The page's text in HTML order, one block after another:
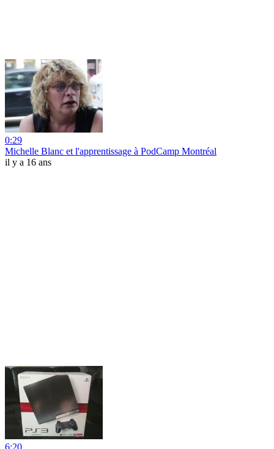
0:29
Michelle Blanc et l'apprentissage à PodCamp Montréal
il y a 16 ans